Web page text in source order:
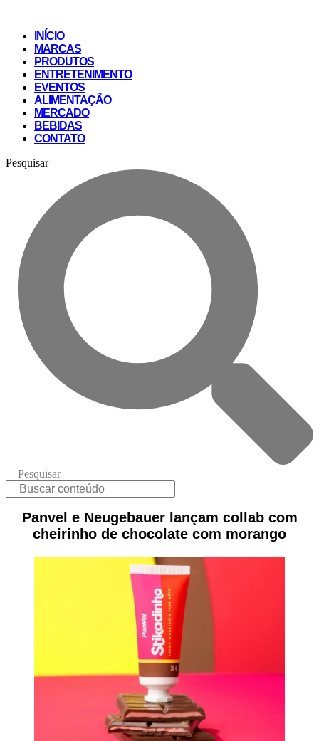
INÍCIO
MARCAS
PRODUTOS
ENTRETENIMENTO
EVENTOS
ALIMENTAÇÃO
MERCADO
BEBIDAS
CONTATO
Pesquisar
Pesquisar
Panvel e Neugebauer lançam collab com
cheirinho de chocolate com morango